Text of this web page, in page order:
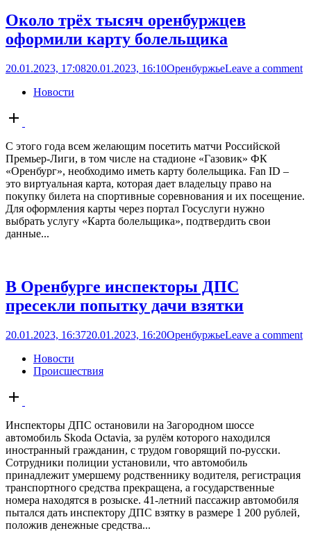
Около трёх тысяч оренбуржцев
оформили карту болельщика
20.01.2023, 17:0820.01.2023, 16:10ОренбуржьеLeave a comment
Новости
Open
post
С этого года всем желающим посетить матчи Российской
Премьер-Лиги, в том числе на стадионе «Газовик» ФК
«Оренбург», необходимо иметь карту болельщика. Fan ID –
это виртуальная карта, которая дает владельцу право на
покупку билета на спортивные соревнования и их посещение.
Для оформления карты через портал Госуслуги нужно
выбрать услугу «Карта болельщика», подтвердить свои
данные...
В Оренбурге инспекторы ДПС
пресекли попытку дачи взятки
20.01.2023, 16:3720.01.2023, 16:20ОренбуржьеLeave a comment
Новости
Происшествия
Open
post
Инспекторы ДПС остановили на Загородном шоссе
автомобиль Skoda Octavia, за рулём которого находился
иностранный гражданин, с трудом говорящий по-русски.
Сотрудники полиции установили, что автомобиль
принадлежит умершему родственнику водителя, регистрация
транспортного средства прекращена, а государственные
номера находятся в розыске. 41-летний пассажир автомобиля
пытался дать инспектору ДПС взятку в размере 1 200 рублей,
положив денежные средства...